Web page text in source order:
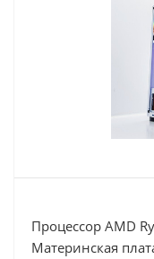
Процессор AMD
Материнская